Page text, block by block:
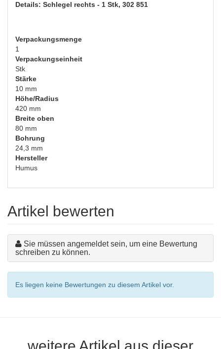
Details: Schlegel rechts - 1 Stk, 302 851
Verpackungsmenge
1
Verpackungseinheit
Stk
Stärke
10 mm
Höhe/Radius
420 mm
Breite oben
80 mm
Bohrung
24,3 mm
Hersteller
Humus
Artikel bewerten
Sie müssen angemeldet sein, um eine Bewertung
schreiben zu können.
Es liegen keine Bewertungen zu diesem Artikel vor.